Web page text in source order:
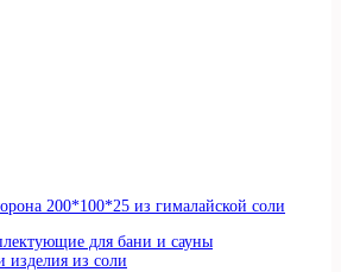
для бани и сауны
изделия из соли